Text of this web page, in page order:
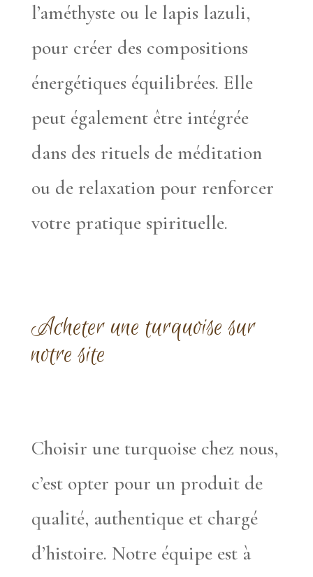
l’améthyste ou le lapis lazuli,
pour créer des compositions
énergétiques équilibrées. Elle
peut également être intégrée
dans des rituels de méditation
ou de relaxation pour renforcer
votre pratique spirituelle.
Acheter une turquoise sur
notre site
Choisir une turquoise chez nous,
c’est opter pour un produit de
qualité, authentique et chargé
d’histoire. Notre équipe est à